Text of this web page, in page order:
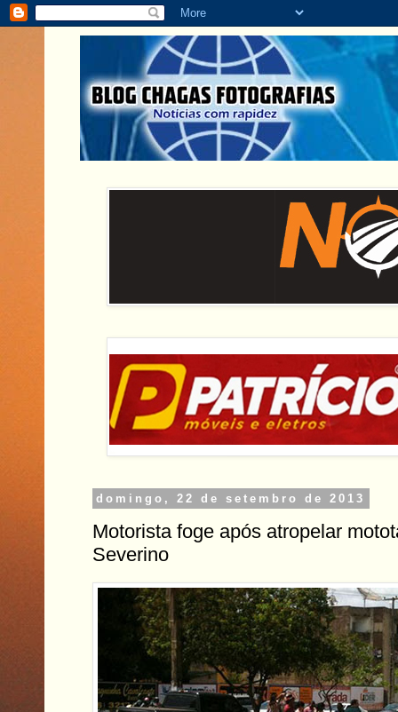
domingo, 22 de setembro de 2013
Motorista foge após atropelar
Severino